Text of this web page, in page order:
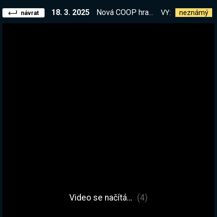
návrat 18. 3. 2025 Nová COOP hra pro 33 lidí najednou! Wtf! :D | !kniha !elite VY: neznámý
Video se načítá… (4)